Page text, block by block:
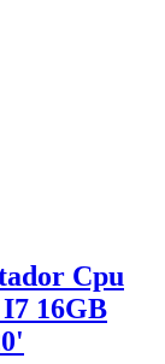
Cpu
16GB